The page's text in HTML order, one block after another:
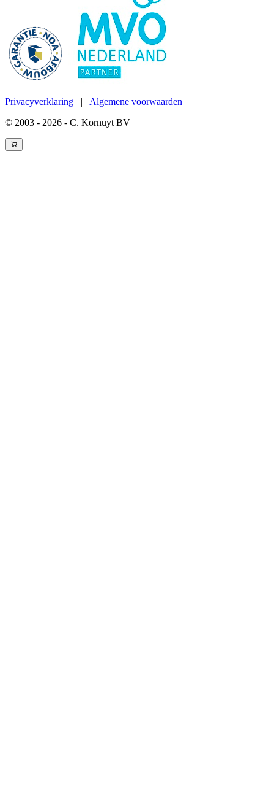
Privacyverklaring | Algemene voorwaarden
© 2003 - 2026 - C. Kornuyt BV